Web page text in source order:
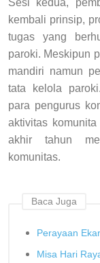
Sesi kedua,
kembali prinsip,
tugas yang
paroki. Meskipun
mandiri namun
tata kelola
para pengurus
aktivitas
akhir tahun
komunitas.
Baca Juga
Perayaan
Misa Hari